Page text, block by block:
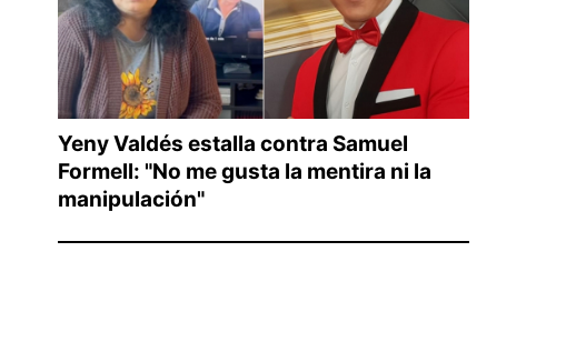
Yeny Valdés estalla contra Samuel
Formell: "No me gusta la mentira ni la
manipulación"